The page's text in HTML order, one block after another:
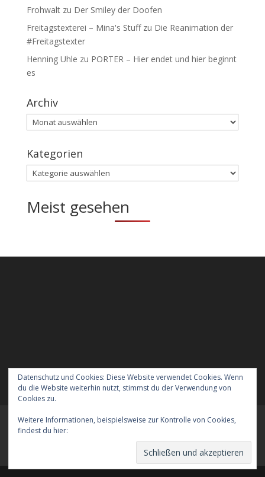
Frohwaltzu Der Smiley der Doofen
Freitagstexterei – Mina's Stuffzu Die Reanimation der
#Freitagstexter
Henning Uhle zu PORTER – Hier endet und hier beginnt
es
Archiv
Archiv
Kategorien
Kategorien
Meist gesehen
Datenschutz und Cookies: Diese Website verwendet Cookies. Wenn
du die Website weiterhin nutzt, stimmst du der Verwendung von
Cookies zu.
Weitere Informationen, beispielsweise zur Kontrolle von Cookies,
findest du hier:
Meraner Höhenweg wandern mit Hund
Verreisen mit Hund nach England
Das Impressum